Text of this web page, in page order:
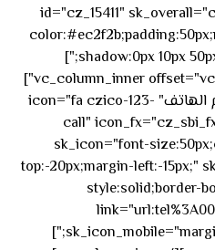
id="cz_15411"
shadow:0px 10px 50px rgba(236,47,43,0.3);"]
[vc_row_inner][vc_column_inner offset="vc_col-md-4"]
[cz_service_box title="رقم الهاتف" icon="fa czico-123-
call"
sk_icon="font-
top:-20px;margin-left:-15px;"
style:solid;border-